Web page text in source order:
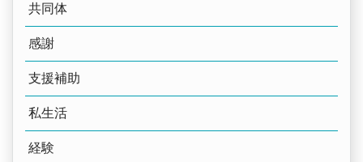
共同体
感謝
支援補助
私生活
経験